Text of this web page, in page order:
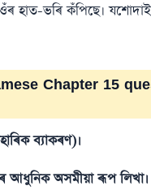
হাত-ভৰি কঁপিছে।
Chapter 15
ব্যাকৰণ)।
আধুনিক অসমীয়া ৰূপ লিখা।